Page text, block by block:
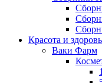
Красота и
Ваки Фарм